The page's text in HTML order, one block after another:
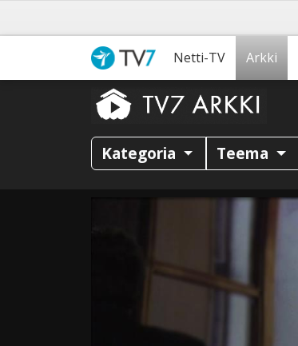
Netti-TV Arkki
Kategoria Teema